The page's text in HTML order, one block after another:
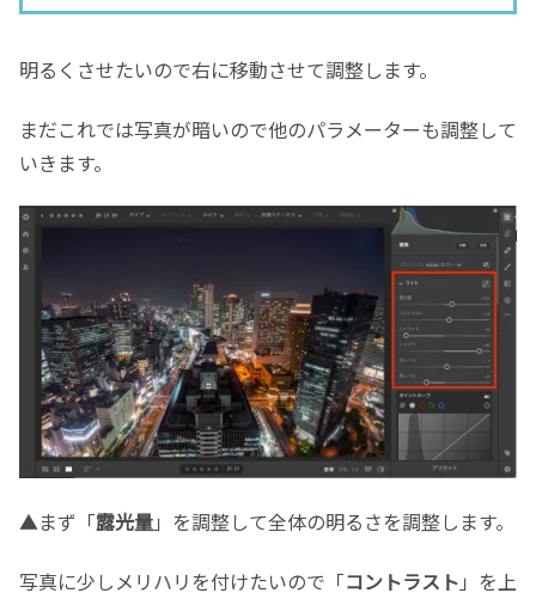
明るくさせたいので右に移動させて調整します。
まだこれでは写真が暗いので他のパラメーターも調整して
いきます。
▲まず「露光量」を調整して全体の明るさを調整します。
写真に少しメリハリを付けたいので「コントラスト 」を上